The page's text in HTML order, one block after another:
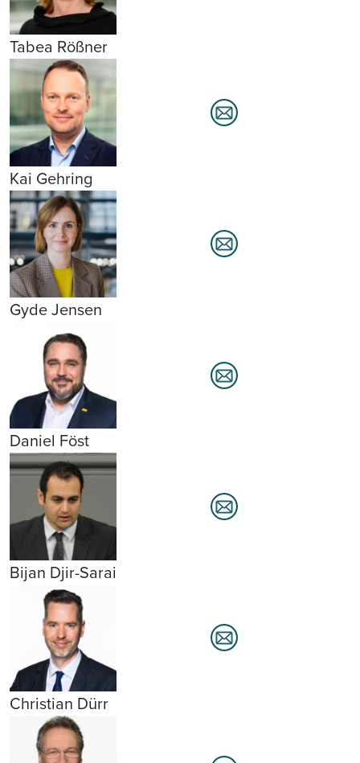
Tabea Rößner
Kai Gehring
Gyde Jensen
Daniel Föst
Bijan Djir-Sarai
Christian Dürr